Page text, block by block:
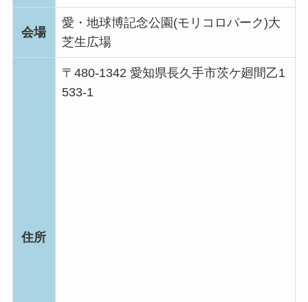
会場
愛・地球博記念公園(モリコロパーク)大
芝生広場
住所
〒480-1342 愛知県長久手市茨ケ廻間乙1
533-1